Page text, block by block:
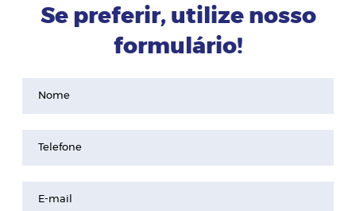
Se preferir, utilize nosso
formulário!
Nome
Telefone
E-mail